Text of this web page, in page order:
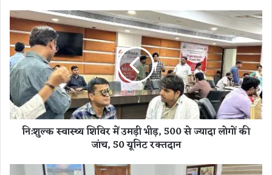
नि
:
शु
ल्क
स्वा
स्थ्य
शि
वि
र
नि:शुल्क स्वास्थ्य शिविर में उमड़ी भीड़, 500 से ज्यादा लोगों की
जांच, 50 यूनिट रक्तदान